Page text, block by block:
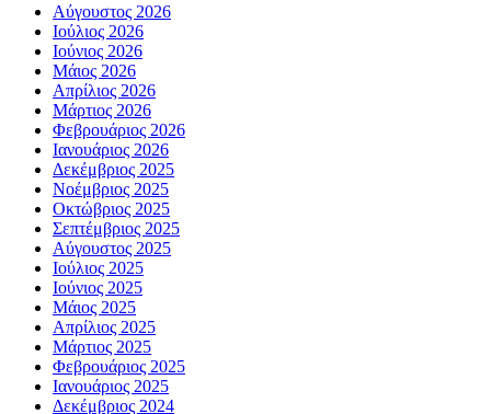
Αύγουστος 2026
Ιούλιος 2026
Ιούνιος 2026
Μάιος 2026
Απρίλιος 2026
Μάρτιος 2026
Φεβρουάριος 2026
Ιανουάριος 2026
Δεκέμβριος 2025
Νοέμβριος 2025
Οκτώβριος 2025
Σεπτέμβριος 2025
Αύγουστος 2025
Ιούλιος 2025
Ιούνιος 2025
Μάιος 2025
Απρίλιος 2025
Μάρτιος 2025
Φεβρουάριος 2025
Ιανουάριος 2025
Δεκέμβριος 2024